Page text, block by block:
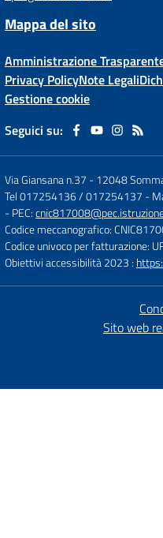
Mappa del sito
Amministrazione
Privacy PolicyNote Legali
Gestione cookie
Seguici su:
Via Giansana n.37 -12048
Tel 017254136 / 017254137 -
- PEC:
Codice meccanografico:
Codice univoco per fatturazione:
Obiettivi accessibilità 2023 :
Sito web